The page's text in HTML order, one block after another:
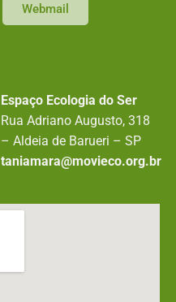
Webmail
Espaço Ecologia do Ser
Rua Adriano Augusto, 318
– Aldeia de Barueri – SP
taniamara@movieco.org.br